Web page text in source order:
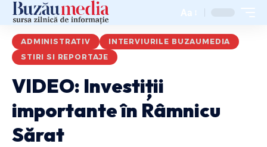
Aa
ADMINISTRATIV
INTERVIURILE BUZAUMEDIA
STIRI SI REPORTAJE
VIDEO: Investiții
importante în Râmnicu
Sărat